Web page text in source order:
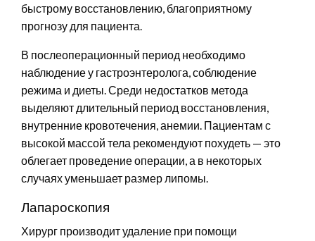
быстрому восстановлению, благоприятному
прогнозу для пациента.
В послеоперационный период необходимо
наблюдение у гастроэнтеролога, соблюдение
режима и диеты. Среди недостатков метода
выделяют длительный период восстановления,
внутренние кровотечения, анемии. Пациентам с
высокой массой тела рекомендуют похудеть — это
облегает проведение операции, а в некоторых
случаях уменьшает размер липомы.
Лапароскопия
Хирург производит удаление при помощи